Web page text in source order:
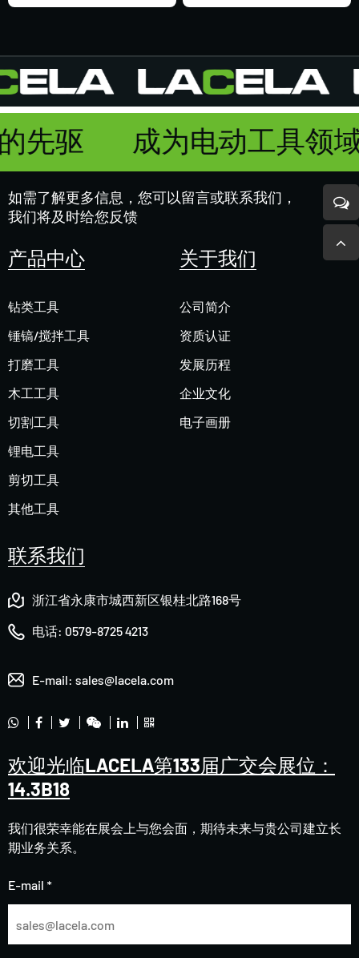
成为电动工具领
先驱
如需了解更多信息，您可以留言或联系我们，
我们将及时给您反馈
产品中心
钻类工具
锤镐/搅拌工具
打磨工具
木工工具
切割工具
锂电工具
剪切工具
其他工具
关于我们
公司简介
资质认证
发展历程
企业文化
电子画册
联系我们
浙江省永康市城西新区银桂北路168号
电话: 0579-8725 4213
E-mail: sales@lacela.com
欢迎光临LACELA第133届广交会展位：
14.3B18
我们很荣幸能在展会上与您会面，期待未来与贵公司建立长
期业务关系。
E-mail *